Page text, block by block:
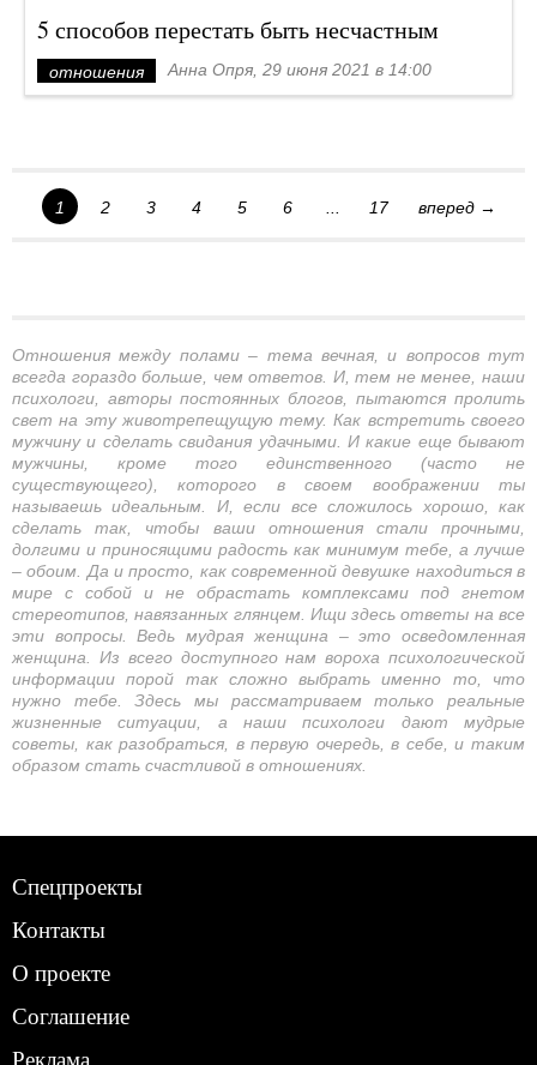
5 способов перестать быть несчастным
отношения Анна Опря, 29 июня 2021 в 14:00
1 2 3 4 5 6 ... 17 вперед →
Отношения между полами – тема вечная, и вопросов тут
всегда гораздо больше, чем ответов. И, тем не менее, наши
психологи, авторы постоянных блогов, пытаются пролить
свет на эту животрепещущую тему. Как встретить своего
мужчину и сделать свидания удачными. И какие еще бывают
мужчины, кроме того единственного (часто не
существующего), которого в своем воображении ты
называешь идеальным. И, если все сложилось хорошо, как
сделать так, чтобы ваши отношения стали прочными,
долгими и приносящими радость как минимум тебе, а лучше
– обоим. Да и просто, как современной девушке находиться в
мире с собой и не обрастать комплексами под гнетом
стереотипов, навязанных глянцем. Ищи здесь ответы на все
эти вопросы. Ведь мудрая женщина – это осведомленная
женщина. Из всего доступного нам вороха психологической
информации порой так сложно выбрать именно то, что
нужно тебе. Здесь мы рассматриваем только реальные
жизненные ситуации, а наши психологи дают мудрые
советы, как разобраться, в первую очередь, в себе, и таким
образом стать счастливой в отношениях.
Спецпроекты
Контакты
О проекте
Соглашение
Реклама